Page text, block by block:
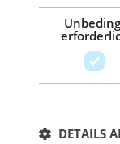
DETAILS